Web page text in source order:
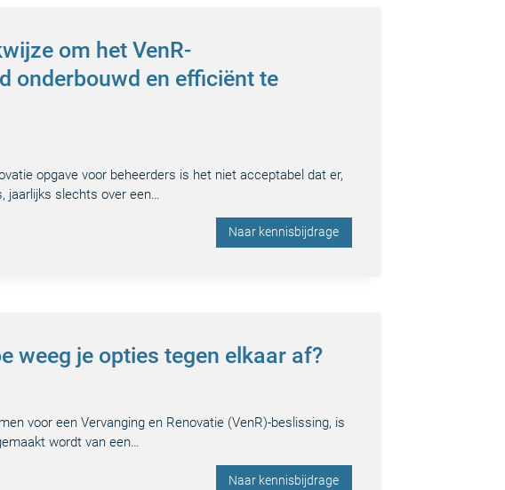
om het VenR-
onderbouwd en efficiënt te
opgave voor beheerders is het niet acceptabel dat er,
slechts over een…
Naar kennisbijdrage
weeg je opties tegen elkaar af?
voor een Vervanging en Renovatie (VenR)-beslissing, is
wordt van een…
Naar kennisbijdrage